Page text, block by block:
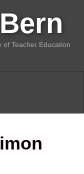
of Teacher Education